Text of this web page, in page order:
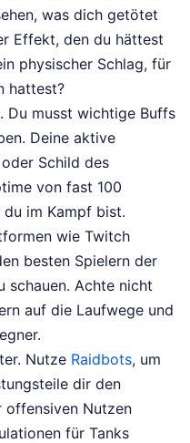
was dich getötet
Effekt, den du hättest
physischer Schlag, für
hattest?
Du musst wichtige Buffs
Deine aktive
Schild des
von fast 100
im Kampf bist.
wie Twitch
besten Spielern der
schauen. Achte nicht
auf die Laufwege und
Nutze Raidbots, um
dir den
offensiven Nutzen
für Tanks